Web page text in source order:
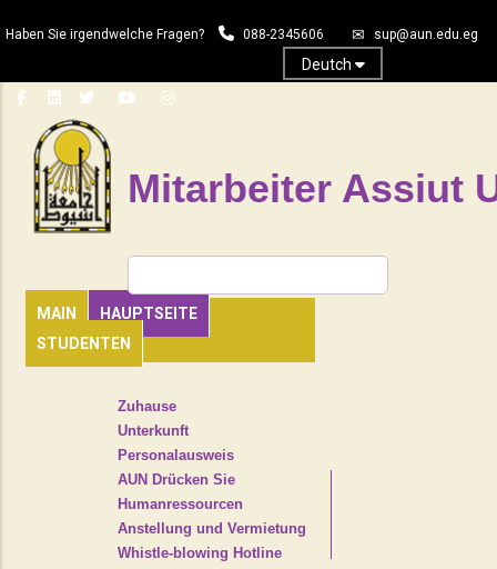
zum
Haben Sie irgendwelche Fragen? 088-2345606 sup@aun.edu.eg
Deutch
Mitarbeiter Assiut
MAIN
HAUPTSEITE
STUDENTEN
HEADER
NAVIGATION
Zuhause
Unterkunft
Personalausweis
AUN Drücken Sie
Humanressourcen
Anstellung und Vermietung
Whistle-blowing Hotline